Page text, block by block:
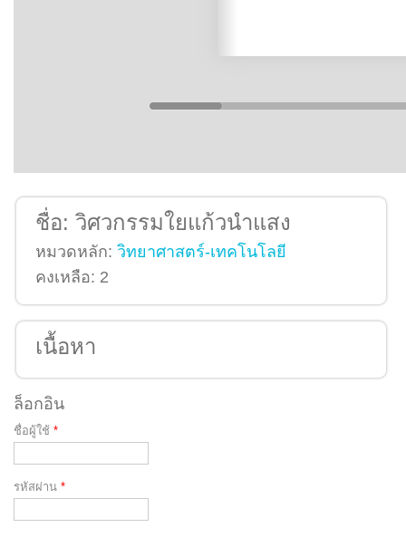
ชื่อ: วิศวกรรมใยแก้วนำแสง
หมวดหลัก: วิทยาศาสตร์-เทคโนโลยี
คงเหลือ: 2
เนื้อหา
ล็อกอิน
ชื่อผู้ใช้ *
รหัสผ่าน *